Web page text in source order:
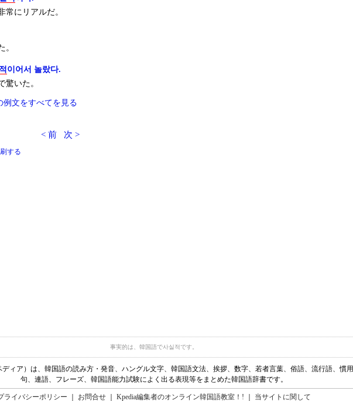
常にリアルだ。
。
이어서 놀랐다.
驚いた。
例文をすべてを見る
< 前 次 >
する
事実的は、韓国語で사실적です。
ディア）は、韓国語の読み方・発音、ハングル文字、韓国語文法、挨拶、数字、若者言葉、俗語、流行語、慣用
句、連語、フレーズ、韓国語能力試験によく出る表現等をまとめた韓国語辞書です。
ライバシーポリシー お問合せ Kpedia編集者のオンライン韓国語教室！! 当サイトに関して